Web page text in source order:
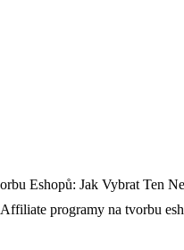
Affiliate programy na tvorbu